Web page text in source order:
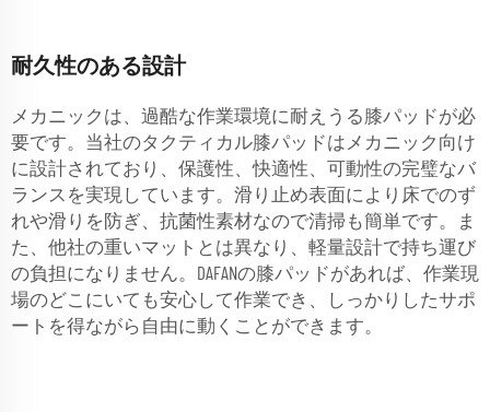
耐久性のある設計
メカニックは、過酷な作業環境に耐えうる膝パッドが必
要です。当社のタクティカル膝パッドはメカニック向け
に設計されており、保護性、快適性、可動性の完璧なバ
ランスを実現しています。滑り止め表面により床でのず
れや滑りを防ぎ、抗菌性素材なので清掃も簡単です。ま
た、他社の重いマットとは異なり、軽量設計で持ち運び
の負担になりません。DAFANの膝パッドがあれば、作業現
場のどこにいても安心して作業でき、しっかりしたサポ
ートを得ながら自由に動くことができます。